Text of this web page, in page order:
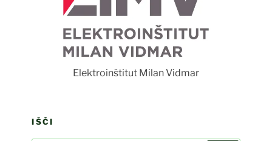
Elektroinštitut Milan Vidmar
IŠČI